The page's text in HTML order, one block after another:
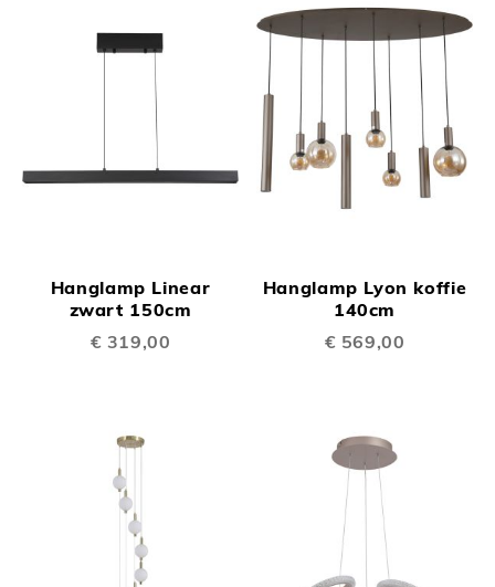
Hanglamp Linear
zwart 150cm
€ 319,00
Hanglamp Lyon koffie
140cm
€ 569,00